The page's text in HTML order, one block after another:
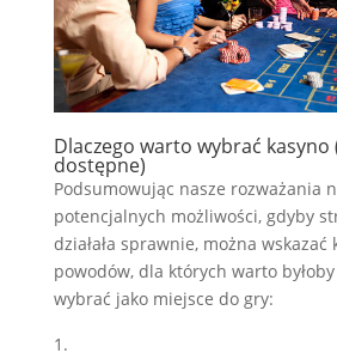
Dlaczego warto wybrać kasyno
dostępne)
Podsumowując nasze rozważania
potencjalnych możliwości, gdyby
działała sprawnie, można wskazać
powodów, dla których warto
wybrać jako miejsce do gry: